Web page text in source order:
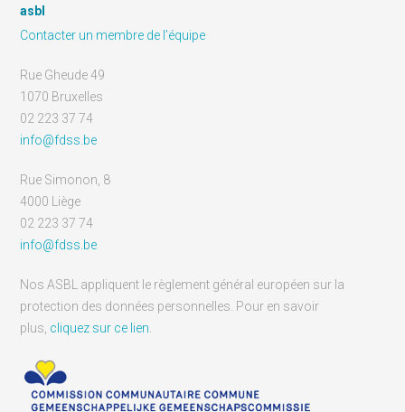
asbl
Contacter un membre de l’équipe
Rue Gheude 49
1070 Bruxelles
02 223 37 74
info@fdss.be
Rue Simonon, 8
4000 Liège
02 223 37 74
info@fdss.be
Nos ASBL appliquent le règlement général européen sur la
protection des données personnelles. Pour en savoir
plus, cliquez sur ce lien